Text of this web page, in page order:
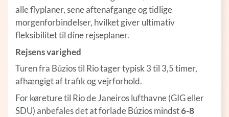
alle flyplaner, sene aftenafgange og tidlige
morgenforbindelser, hvilket giver ultimativ
fleksibilitet til dine rejseplaner.
Rejsens varighed
Turen fra Búzios til Rio tager typisk 3 til 3,5 timer,
afhængigt af trafik og vejrforhold.
For køreture til Rio de Janeiros lufthavne (GIG eller
SDU) anbefales det at forlade Búzios mindst6-8